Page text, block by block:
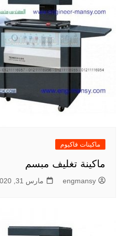
ماكينات فاكيوم
ماكينة تغليف مبسم
engmansy مارس 31, 2020